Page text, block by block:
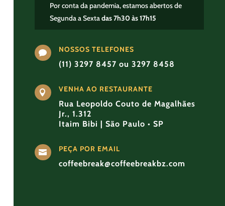
Por conta da pandemia, estamos abertos de
Segunda a Sextadas 7h30 às 17h15
 NOSSOS TELEFONES
(11) 3297 8457 ou 3297 8458
 VENHA AO RESTAURANTE
Rua Leopoldo Couto de Magalhães
Jr., 1.312
Itaim Bibi | São Paulo • SP
 PEÇA POR EMAIL
coffeebreak@coffeebreakbz.com